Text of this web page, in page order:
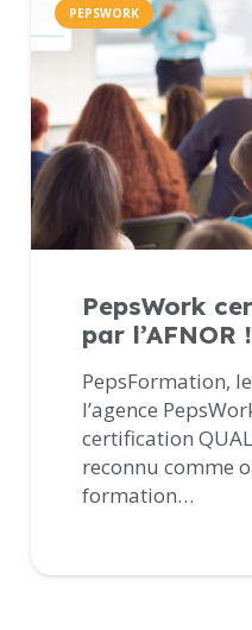
PEPSWORK
PepsWork
par l’AFNOR !
PepsFormation,
l’agence
certification
reconnu comme
formation…